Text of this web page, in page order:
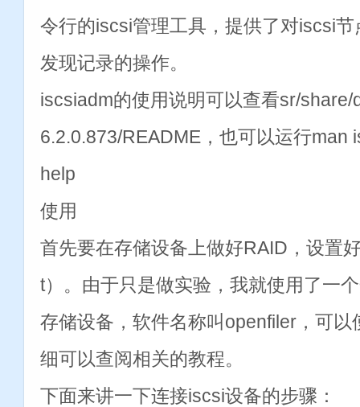
令行的iscsi管理工具，提供了对iscsi
发现记录的操作。
iscsiadm的使用说明可以查看sr/
6.2.0.873/README，也可以运行man
help
使用
首先要在存储设备上做好RAID，设置
t）。由于只是做实验，我就使用了一
存储设备，软件名称叫openfiler，可以
细可以查阅相关的教程。
下面来讲一下连接iscsi设备的步骤：